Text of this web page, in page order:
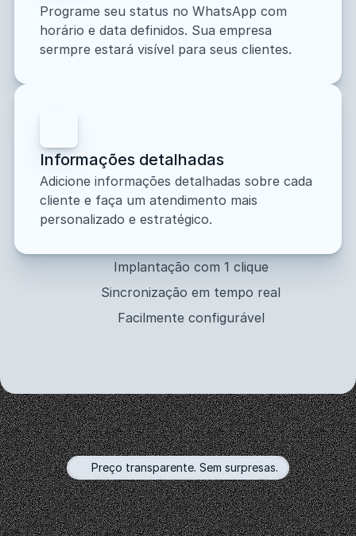
Programe seu status no WhatsApp com
horário e data definidos. Sua empresa
sermpre estará visível para seus clientes.
Informações detalhadas
Adicione informações detalhadas sobre cada
cliente e faça um atendimento mais
personalizado e estratégico.
Implantação com 1 clique
Sincronização em tempo real
Facilmente configurável
Preço transparente. Sem surpresas.
Preços
Escolha um plano de acordo com o número de